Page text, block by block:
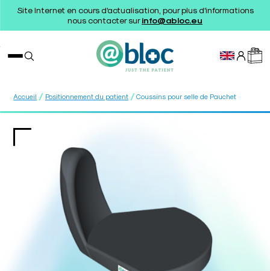
Site Internet en cours d'actualisation, pour plus d'informations
nous contacter surinfo@abloc.eu
Accueil / Positionnement du patient / Coussins pour selle de Pauchet